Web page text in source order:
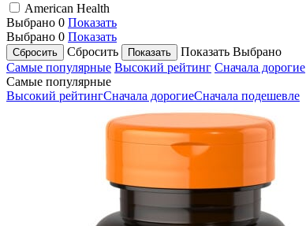
American Health
Выбрано 0 Показать
Выбрано 0 Показать
Сбросить
Показать Выбрано
Самые популярные Высокий рейтинг Сначала дорогие
Самые популярные
Высокий рейтингСначала дорогиеСначала подешевле